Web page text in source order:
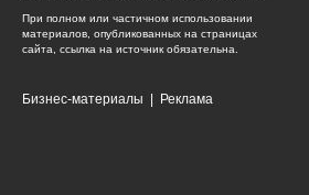
При полном или частичном использовании
материалов, опубликованных на страницах
сайта, ссылка на источник обязательна.
Бизнес-материалы Реклама